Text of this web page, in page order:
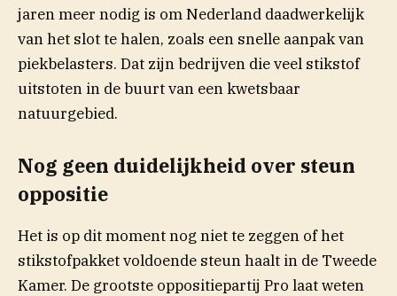
jaren meer nodig is om Nederland daadwerkelijk
van het slot te halen, zoals een snelle aanpak van
piekbelasters. Dat zijn bedrijven die veel stikstof
uitstoten in de buurt van een kwetsbaar
natuurgebied.
Nog geen duidelijkheid over steun
oppositie
Het is op dit moment nog niet te zeggen of het
stikstofpakket voldoende steun haalt in de Tweede
Kamer. De grootste oppositiepartij Pro laat weten